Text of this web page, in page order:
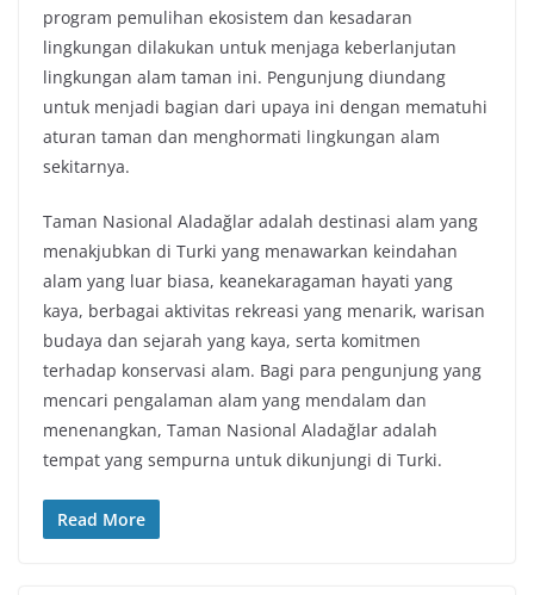
program pemulihan ekosistem dan kesadaran
lingkungan dilakukan untuk menjaga keberlanjutan
lingkungan alam taman ini. Pengunjung diundang
untuk menjadi bagian dari upaya ini dengan mematuhi
aturan taman dan menghormati lingkungan alam
sekitarnya.
Taman Nasional Aladağlar adalah destinasi alam yang
menakjubkan di Turki yang menawarkan keindahan
alam yang luar biasa, keanekaragaman hayati yang
kaya, berbagai aktivitas rekreasi yang menarik, warisan
budaya dan sejarah yang kaya, serta komitmen
terhadap konservasi alam. Bagi para pengunjung yang
mencari pengalaman alam yang mendalam dan
menenangkan, Taman Nasional Aladağlar adalah
tempat yang sempurna untuk dikunjungi di Turki.
Read More